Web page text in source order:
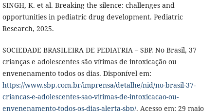
SINGH, K. et al. Breaking the silence: challenges and
opportunities in pediatric drug development. Pediatric
Research, 2025.
SOCIEDADE BRASILEIRA DE PEDIATRIA – SBP. No Brasil, 37
crianças e adolescentes são vítimas de intoxicação ou
envenenamento todos os dias. Disponível em:
https://www.sbp.com.br/imprensa/detalhe/nid/no-brasil-37-
criancas-e-adolescentes-sao-vitimas-de-intoxicacao-ou-
envenenamento-todos-os-dias-alerta-sbp/. Acesso em: 29 maio